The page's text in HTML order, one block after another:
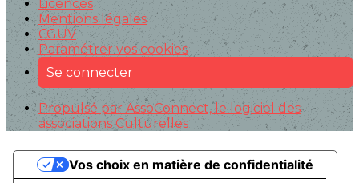
Licences
Mentions légales
CGUV
Paramétrer vos cookies
Se connecter
Propulsé par AssoConnect, le logiciel des
associations Culturelles
Vos choix en matière de confidentialité